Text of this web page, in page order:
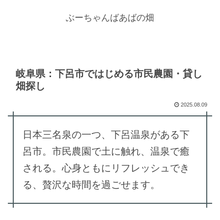
ぶーちゃんばあばの畑
岐阜県：下呂市ではじめる市民農園・貸し
畑探し
2025.08.09
日本三名泉の一つ、下呂温泉がある下
呂市。市民農園で土に触れ、温泉で癒
される。心身ともにリフレッシュでき
る、贅沢な時間を過ごせます。